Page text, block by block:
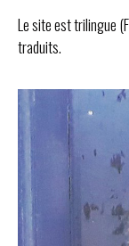
Le site est trilingue
traduits.